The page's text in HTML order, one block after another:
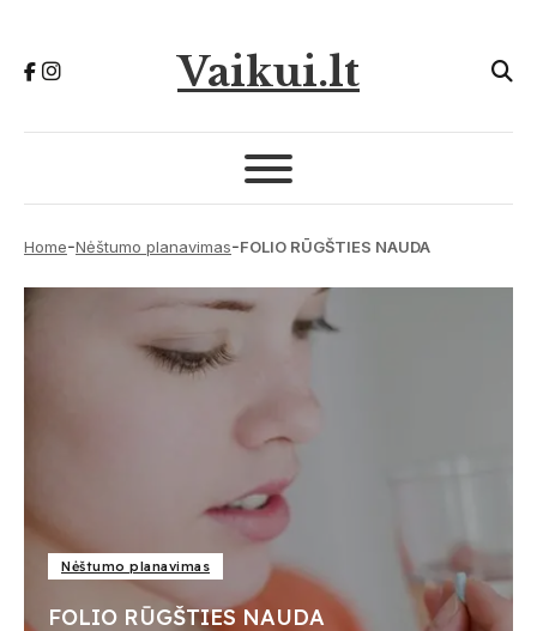
Vaikui.lt
Home-Nėštumo planavimas-FOLIO RŪGŠTIES NAUDA
Nėštumo planavimas
FOLIO RŪGŠTIES NAUDA